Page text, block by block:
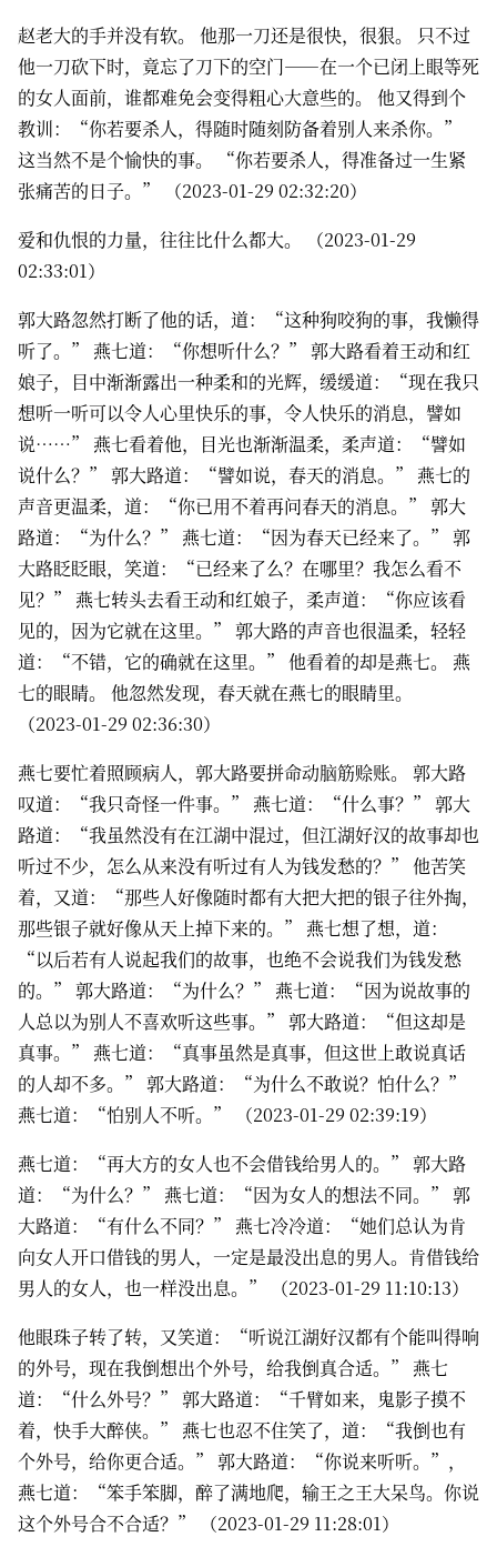
赵老大的手并没有软。 他那一刀还是很快，很狠。 只不过
他一刀砍下时，竟忘了刀下的空门——在一个已闭上眼等死
的女人面前，谁都难免会变得粗心大意些的。 他又得到个
教训：“你若要杀人，得随时随刻防备着别人来杀你。”
这当然不是个愉快的事。 “你若要杀人，得准备过一生紧
张痛苦的日子。” （2023-01-29 02:32:20）
爱和仇恨的力量，往往比什么都大。 （2023-01-29
02:33:01）
郭大路忽然打断了他的话，道：“这种狗咬狗的事，我懒得
听了。” 燕七道：“你想听什么？” 郭大路看着王动和红
娘子，目中渐渐露出一种柔和的光辉，缓缓道：“现在我只
想听一听可以令人心里快乐的事，令人快乐的消息，譬如
说……” 燕七看着他，目光也渐渐温柔，柔声道：“譬如
说什么？” 郭大路道：“譬如说，春天的消息。” 燕七的
声音更温柔，道：“你已用不着再问春天的消息。” 郭大
路道：“为什么？” 燕七道：“因为春天已经来了。” 郭
大路眨眨眼，笑道：“已经来了么？在哪里？我怎么看不
见？” 燕七转头去看王动和红娘子，柔声道：“你应该看
见的，因为它就在这里。” 郭大路的声音也很温柔，轻轻
道：“不错，它的确就在这里。” 他看着的却是燕七。 燕
七的眼睛。 他忽然发现，春天就在燕七的眼睛里。
（2023-01-29 02:36:30）
燕七要忙着照顾病人，郭大路要拼命动脑筋赊账。 郭大路
叹道：“我只奇怪一件事。” 燕七道：“什么事？” 郭大
路道：“我虽然没有在江湖中混过，但江湖好汉的故事却也
听过不少，怎么从来没有听过有人为钱发愁的？” 他苦笑
着，又道：“那些人好像随时都有大把大把的银子往外掏，
那些银子就好像从天上掉下来的。” 燕七想了想，道：
“以后若有人说起我们的故事，也绝不会说我们为钱发愁
的。” 郭大路道：“为什么？” 燕七道：“因为说故事的
人总以为别人不喜欢听这些事。” 郭大路道：“但这却是
真事。” 燕七道：“真事虽然是真事，但这世上敢说真话
的人却不多。” 郭大路道：“为什么不敢说？怕什么？”
燕七道：“怕别人不听。” （2023-01-29 02:39:19）
燕七道：“再大方的女人也不会借钱给男人的。” 郭大路
道：“为什么？” 燕七道：“因为女人的想法不同。” 郭
大路道：“有什么不同？” 燕七冷冷道：“她们总认为肯
向女人开口借钱的男人，一定是最没出息的男人。肯借钱给
男人的女人，也一样没出息。” （2023-01-29 11:10:13）
他眼珠子转了转，又笑道：“听说江湖好汉都有个能叫得响
的外号，现在我倒想出个外号，给我倒真合适。” 燕七
道：“什么外号？” 郭大路道：“千臂如来，鬼影子摸不
着，快手大醉侠。” 燕七也忍不住笑了，道：“我倒也有
个外号，给你更合适。” 郭大路道：“你说来听听。”，
燕七道：“笨手笨脚，醉了满地爬，输王之王大呆鸟。你说
这个外号合不合适？” （2023-01-29 11:28:01）